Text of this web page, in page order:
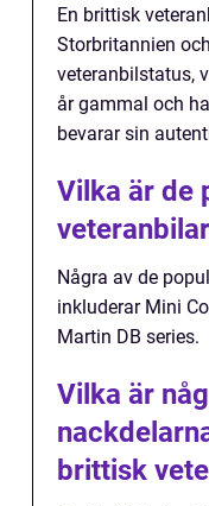
En brittisk
Storbritannien
veteranbilstatus,
år gammal och
bevarar sin
Vilka är de
Några av de
inkluderar Mini
Martin DB series.
Vilka är
brittisk